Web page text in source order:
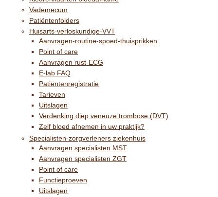
Vademecum
Patiëntenfolders
Huisarts-verloskundige-VVT
Aanvragen-routine-spoed-thuisprikken
Point of care
Aanvragen rust-ECG
E-lab FAQ
Patiëntenregistratie
Tarieven
Uitslagen
Verdenking diep veneuze trombose (DVT)
Zelf bloed afnemen in uw praktijk?
Specialisten-zorgverleners ziekenhuis
Aanvragen specialisten MST
Aanvragen specialisten ZGT
Point of care
Functieproeven
Uitslagen